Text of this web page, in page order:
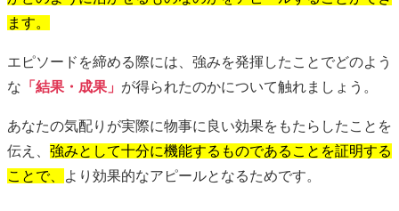
ます。
エピソードを締める際には、強みを発揮したことでどのよう
な 「結果・成果」 が得られたのかについて触れましょう。
あなたの気配りが実際に物事に良い効果をもたらしたことを
伝え、 強みとして十分に機能するものであることを証明する
ことで、
より効果的なアピールとなるためです。